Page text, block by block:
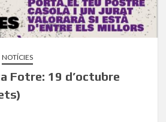
NOTÍCIES
Fotre: 19 d’octubre